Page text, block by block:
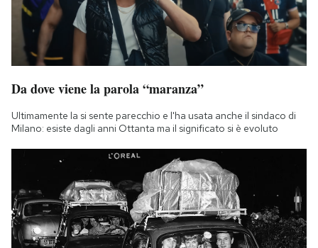
Da dove viene la parola “maranza”
Ultimamente la si sente parecchio e l'ha usata anche il sindaco di
Milano: esiste dagli anni Ottanta ma il significato si è evoluto